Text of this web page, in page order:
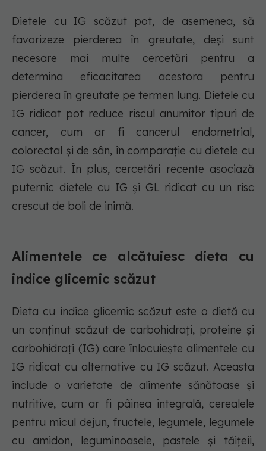
Dietele cu IG scăzut pot, de asemenea, să
favorizeze pierderea în greutate, deși sunt
necesare mai multe cercetări pentru a
determina eficacitatea acestora pentru
pierderea în greutate pe termen lung. Dietele cu
IG ridicat pot reduce riscul anumitor tipuri de
cancer, cum ar fi cancerul endometrial,
colorectal și de sân, în comparație cu dietele cu
IG scăzut. În plus, cercetări recente asociază
puternic dietele cu IG și GL ridicat cu un risc
crescut de boli de inimă.
Alimentele ce alcătuiesc dieta cu
indice glicemic scăzut
Dieta cu indice glicemic scăzut este o dietă cu
un conținut scăzut de carbohidrați, proteine și
carbohidrați (IG) care înlocuiește alimentele cu
IG ridicat cu alternative cu IG scăzut. Aceasta
include o varietate de alimente sănătoase și
nutritive, cum ar fi pâinea integrală, cerealele
pentru micul dejun, fructele, legumele, legumele
cu amidon, leguminoasele, pastele și tăițeii,